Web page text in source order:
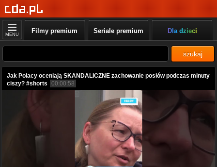
MENU Filmy premium Seriale premium Dla dzieci
szukaj
Jak Polacy oceniają SKANDALICZNE zachowanie posłów podczas minuty
ciszy? #shorts
00:00:58